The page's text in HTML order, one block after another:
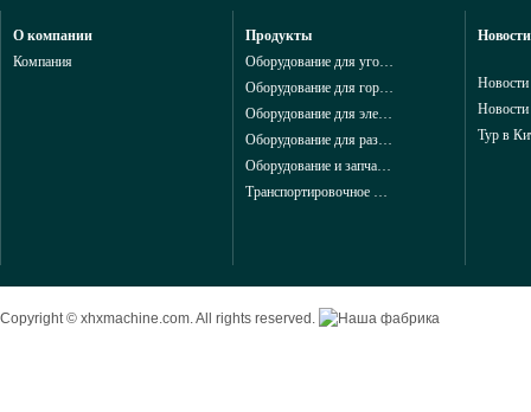
О компании
Компания
Продукты
Оборудование для угольной промышленности из Китая
Оборудование для горнодобывающей промышленности из Китая
Оборудование для электроэнергетики из Китая
Оборудование для разведки и геологоразведки и запчасти в горной промышленности из китая
Оборудование и запчасти для добычи в горной промышленности из китая
Транспортировочное и конвейерные оборудование для горной промышленности из китая
Новости
Новости
Новости
Тур в
Copyright © xhxmachine.com. All rights reserved.